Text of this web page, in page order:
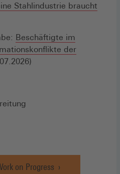
Stahlindustrie braucht
Beschäftigte im
der
on Progress